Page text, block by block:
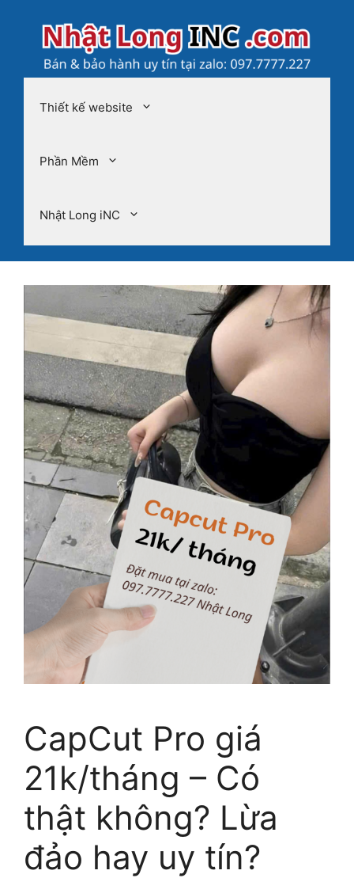
Thiết kế website
Phần Mềm
Nhật Long iNC
CapCut Pro giá
21k/tháng – Có
thật không? Lừa
đảo hay uy tín?